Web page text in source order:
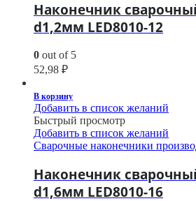
Наконечник
d1,2мм LED8010-12
0 out of 5
52,98 ₽
В корзину
Добавить в список желаний
Быстрый просмотр
Добавить в список желаний
Сварочные наконечники
Наконечник
d1,6мм LED8010-16